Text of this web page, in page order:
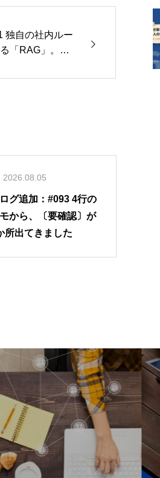
独自の社内ルー
「RAG」。ま
2026.08.05
グ追加：#093 4行の
から、〔要確認〕が
所出てきました